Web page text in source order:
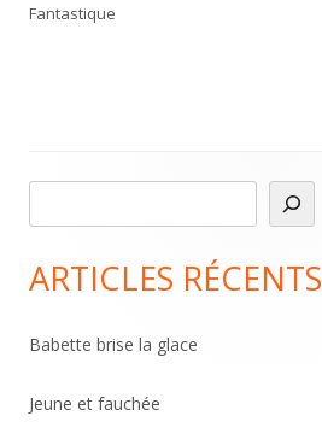
on
Fantastique
Sidebar
e
c
h
e
c
ARTICLES RÉCENTS
Babette brise la glace
Jeune et fauchée